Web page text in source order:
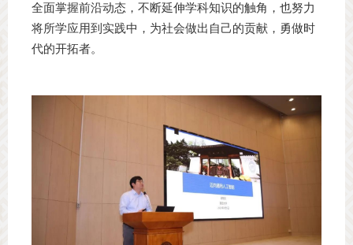
全面掌握前沿动态，不断延伸学科知识的触角，也努力
将所学应用到实践中，为社会做出自己的贡献，勇做时
代的开拓者。